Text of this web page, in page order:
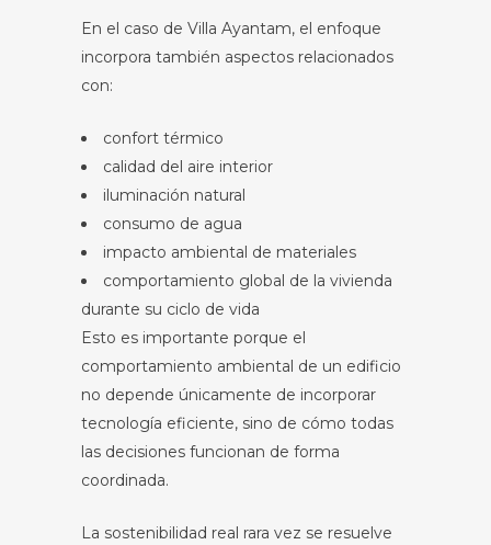
En el caso de Villa Ayantam, el enfoque
incorpora también aspectos relacionados
con:
confort térmico
calidad del aire interior
iluminación natural
consumo de agua
impacto ambiental de materiales
comportamiento global de la vivienda
durante su ciclo de vida
Esto es importante porque el
comportamiento ambiental de un edificio
no depende únicamente de incorporar
tecnología eficiente, sino de cómo todas
las decisiones funcionan de forma
coordinada.
La sostenibilidad real rara vez se resuelve